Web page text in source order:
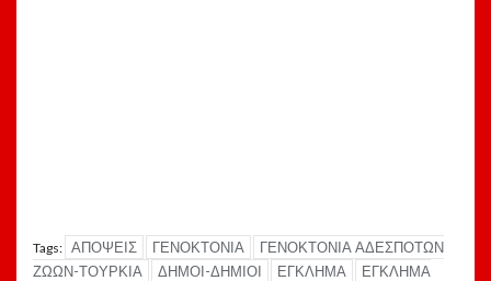
Tags: ΑΠΟΨΕΙΣ ΓΕΝΟΚΤΟΝΙΑ
ΓΕΝΟΚΤΟΝΙΑ ΑΔΕΣΠΟΤΩΝ
ΖΩΩΝ-ΤΟΥΡΚΙΑ
ΔΗΜΟΙ-ΔΗΜΙΟΙ ΕΓΚΛΗΜΑ
ΕΓΚΛΗΜΑ